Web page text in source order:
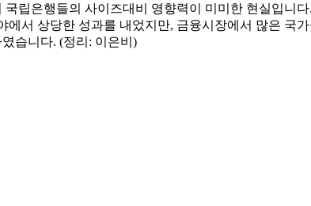
립은행들의 사이즈대비 영향력이 미미한 현실입니
서 상당한 성과를 내었지만, 금융시장에서 많은 국
습니다. (정리: 이은비)